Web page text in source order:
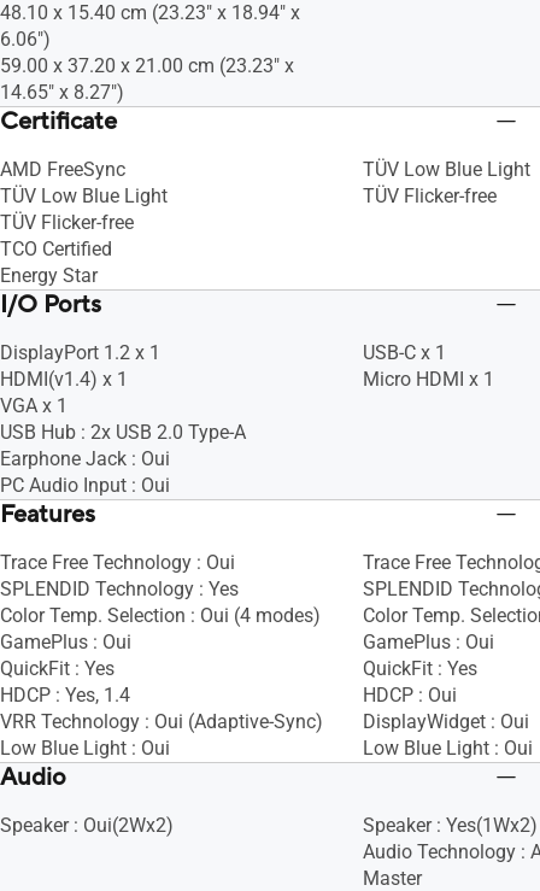
48.10 x 15.40 cm (23.23" x 18.94" x
6.06")
59.00 x 37.20 x 21.00 cm (23.23" x
14.65" x 8.27")
Certificate
AMD FreeSync
TÜV Low Blue Light
TÜV Flicker-free
TCO Certified
Energy Star
TÜV Low Blue Light
TÜV Flicker-free
I/O Ports
DisplayPort 1.2 x 1
HDMI(v1.4) x 1
VGA x 1
USB Hub : 2x USB 2.0 Type-A
Earphone Jack : Oui
PC Audio Input : Oui
USB-C x 1
Micro HDMI x 1
Features
Trace Free Technology : Oui
SPLENDID Technology : Yes
Color Temp. Selection : Oui (4 modes)
GamePlus : Oui
QuickFit : Yes
HDCP : Yes, 1.4
VRR Technology : Oui (Adaptive-Sync)
Low Blue Light : Oui
Trace Free
SPLENDID
Color Temp.
GamePlus : Oui
QuickFit : Yes
HDCP : Oui
DisplayWidget : Oui
Low Blue Light : Oui
Audio
Speaker : Oui(2Wx2)
Speaker : Yes(1Wx2)
Audio Technology :
Master